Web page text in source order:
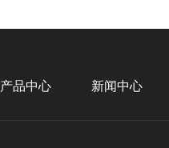
产品中心 新闻中心